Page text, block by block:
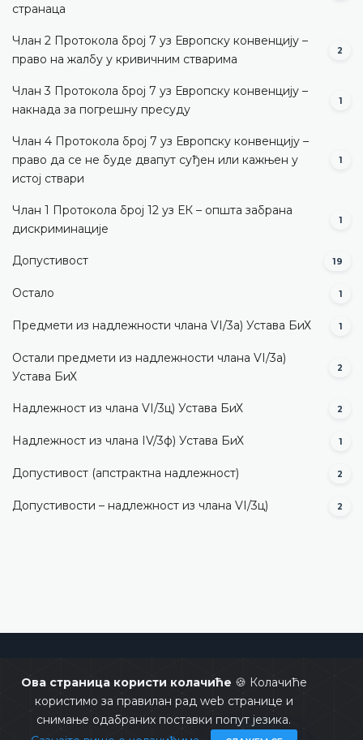
Ова страница користи колачиће 🍪 Колачиће
користимо за правилан рад web странице и
снимање одабраних поставки попут језика.
странаца
Члан 2 Протокола број 7 уз Европску конвенцију –
право на жалбу у кривичним стварима
2
Члан 3 Протокола број 7 уз Европску конвенцију –
накнада за погрешну пресуду
1
Члан 4 Протокола број 7 уз Европску конвенцију –
право да се не буде двапут суђен или кажњен у
истој ствари
1
Члан 1 Протокола број 12 уз ЕК – општа забрана
дискриминације
1
Допустивост 19
Остало 1
Предмети из надлежности члана VI/3а) Устава БиХ 1
Остали предмети из надлежности члана VI/3а)
Устава БиХ
2
Надлежност из члана VI/3ц) Устава БиХ 2
Надлежност из члана IV/3ф) Устава БиХ 1
Допустивост (aпстрактна надлежност) 2
Допустивости – надлежност из члана VI/3ц) 2